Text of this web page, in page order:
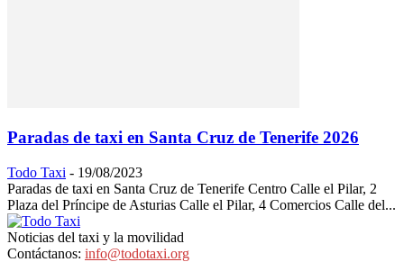
Paradas de taxi en Santa Cruz de Tenerife 2026
Todo Taxi - 19/08/2023
Paradas de taxi en Santa Cruz de Tenerife Centro Calle el Pilar, 2
Plaza del Príncipe de Asturias Calle el Pilar, 4 Comercios Calle del...
Noticias del taxi y la movilidad
Contáctanos: info@todotaxi.org